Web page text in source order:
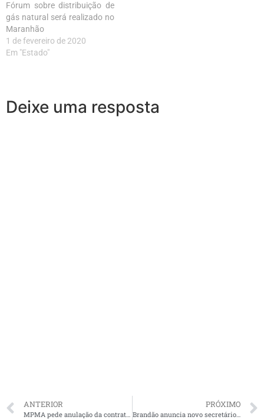
Fórum sobre distribuição de
gás natural será realizado no
Maranhão
1 de fevereiro de 2020
Em "Estado"
Deixe uma resposta
ANTERIOR
MPMA pede anulação da contratação temporária de servidores municipais em Cajari
PRÓXIMO
Brandão anuncia novo secretário de Segurança do Maranhão